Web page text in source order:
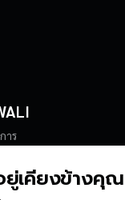
าร
เคียงข้างคุณ